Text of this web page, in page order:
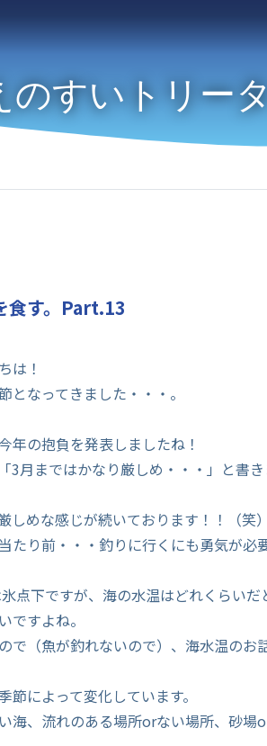
のすいトリー
食す。Part.13
は！
となってきました・・・。
年の抱負を発表しましたね！
3月まではかなり厳しめ・・・」と書き
しめな感じが続いております！！（笑）
たり前・・・釣りに行くにも勇気が必
点下ですが、海の水温はどれくらいだ
ですよね。
で（魚が釣れないので）、海水温のお
節によって変化しています。
海、流れのある場所orない場所、砂場